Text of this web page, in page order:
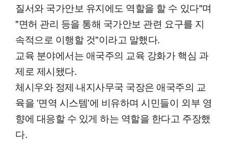
질서와 국가안보 유지에도 역할을 할 수 있다"며
"면허 관리 등을 통해 국가안보 관련 요구를 지
속적으로 이행할 것"이라고 말했다.
교육 분야에서는 애국주의 교육 강화가 핵심 과
제로 제시됐다.
체시우와 정제·내지사무국 국장은 애국주의 교
육을 '면역 시스템'에 비유하며 시민들이 외부 영
향에 대응할 수 있게 하는 역할을 한다고 주장했
다.